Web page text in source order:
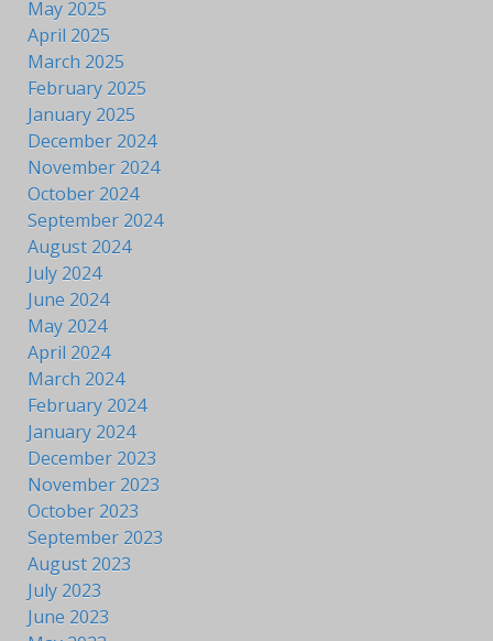
May 2025
April 2025
March 2025
February 2025
January 2025
December 2024
November 2024
October 2024
September 2024
August 2024
July 2024
June 2024
May 2024
April 2024
March 2024
February 2024
January 2024
December 2023
November 2023
October 2023
September 2023
August 2023
July 2023
June 2023